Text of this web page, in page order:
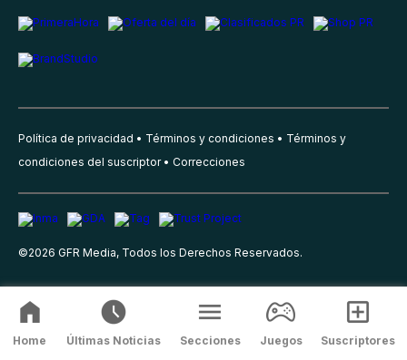
Política de privacidad Términos y condiciones
Términos y
condiciones del suscriptor
Correcciones
©2026 GFR Media, Todos los Derechos Reservados.
Home Últimas Noticias Secciones Juegos Suscriptores